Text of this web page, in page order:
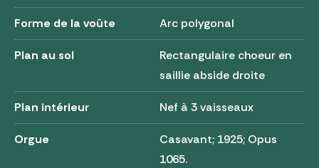
Forme de la voûte Arc polygonal
Plan au sol
Rectangulaire choeur en
saillie abside droite
Plan intérieur Nef à 3 vaisseaux
Orgue
Casavant; 1925; Opus
1065.